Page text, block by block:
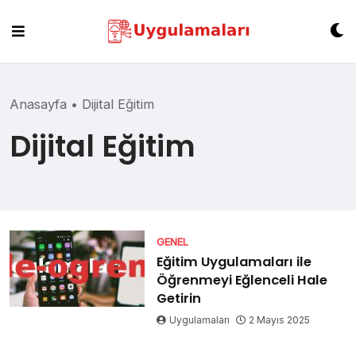
content
Anasayfa • Dijital Eğitim
Dijital Eğitim
GENEL
Eğitim Uygulamaları ile
Öğrenmeyi Eğlenceli Hale
Getirin
Uygulamaları 2 Mayıs 2025